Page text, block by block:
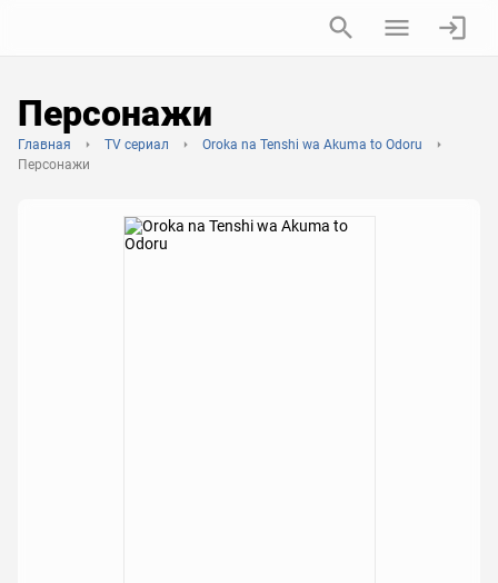
Персонажи
Главная TV сериал
Oroka na Tenshi wa Akuma to Odoru
Персонажи